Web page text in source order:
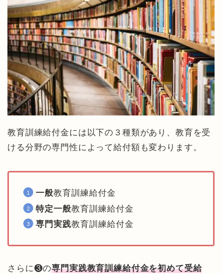
教育訓練給付金には以下の３種類があり、教育を受
ける分野の専門性によって給付額も変わります。
一般教育訓練給付金
特定一般教育訓練給付金
専門実践教育訓練給付金
さらに❸の専門実践教育訓練給付金を初めて受給